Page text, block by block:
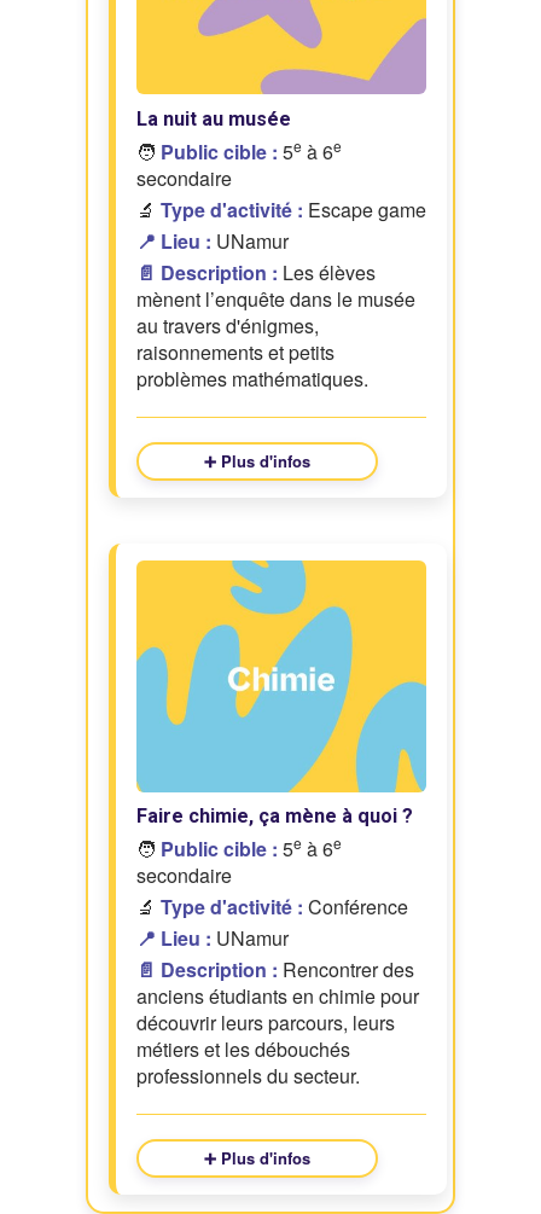
La nuit au musée
🧑 Public cible : 5e à 6e
secondaire
🔬 Type d'activité : Escape game
📍 Lieu : UNamur
📄 Description : Les élèves
mènent l’enquête dans le musée
au travers d'énigmes,
raisonnements et petits
problèmes mathématiques.
➕ Plus d'infos
Faire chimie, ça mène à quoi ?
🧑 Public cible : 5e à 6e
secondaire
🔬 Type d'activité : Conférence
📍 Lieu : UNamur
📄 Description : Rencontrer des
anciens étudiants en chimie pour
découvrir leurs parcours, leurs
métiers et les débouchés
professionnels du secteur.
➕ Plus d'infos